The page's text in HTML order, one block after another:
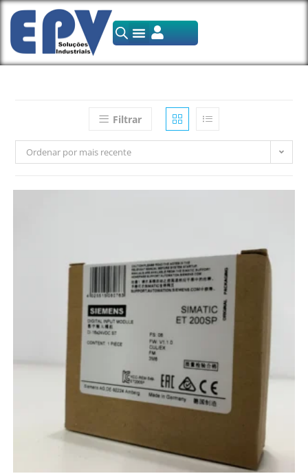
Filtrar
Ordenar por mais recente